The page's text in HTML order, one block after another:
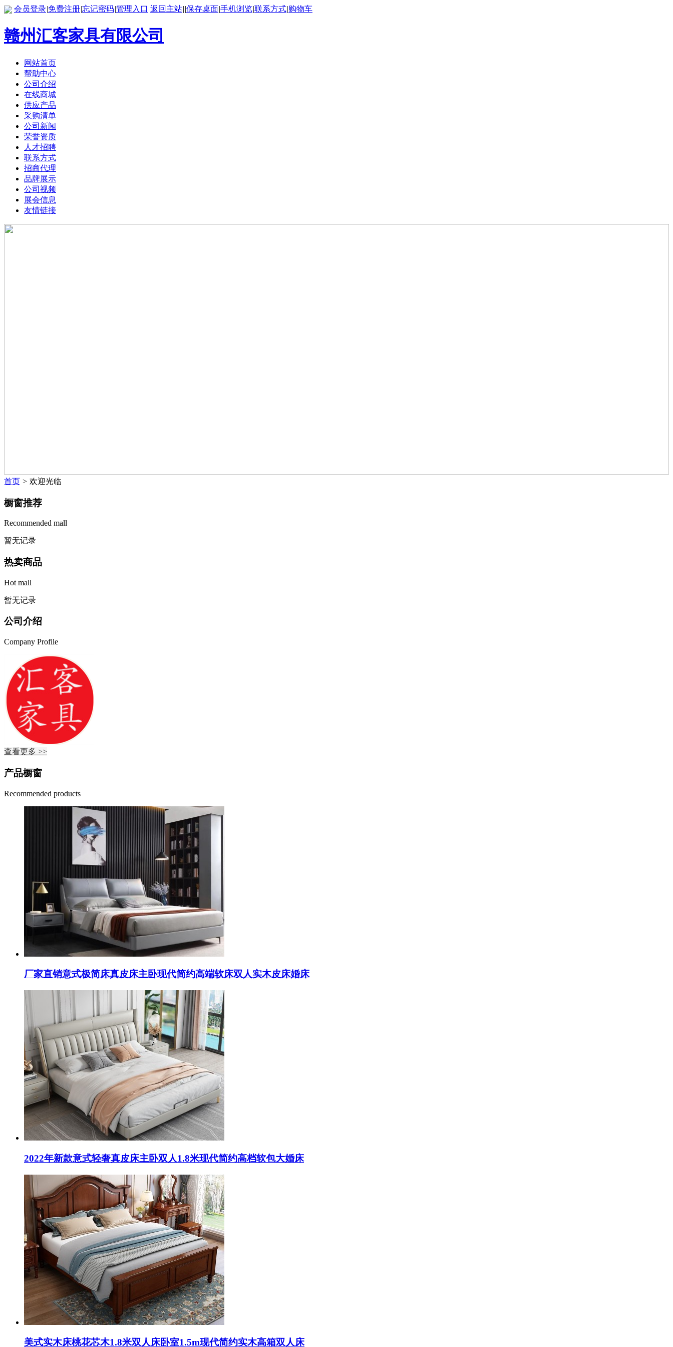
会员登录|免费注册|忘记密码|管理入口 返回主站||保存桌面|手机浏览|联系方式|购物车
赣州汇客家具有限公司
网站首页
帮助中心
公司介绍
在线商城
供应产品
采购清单
公司新闻
荣誉资质
人才招聘
联系方式
招商代理
品牌展示
公司视频
展会信息
友情链接
首页 > 欢迎光临
橱窗推荐
Recommended mall
暂无记录
热卖商品
Hot mall
暂无记录
公司介绍
Company Profile
查看更多 >>
产品橱窗
Recommended products
厂家直销意式极简床真皮床主卧现代简约高端软床双人实木皮床婚床
2022年新款意式轻奢真皮床主卧双人1.8米现代简约高档软包大婚床
美式实木床桃花芯木1.8米双人床卧室1.5m现代简约实木高箱双人床